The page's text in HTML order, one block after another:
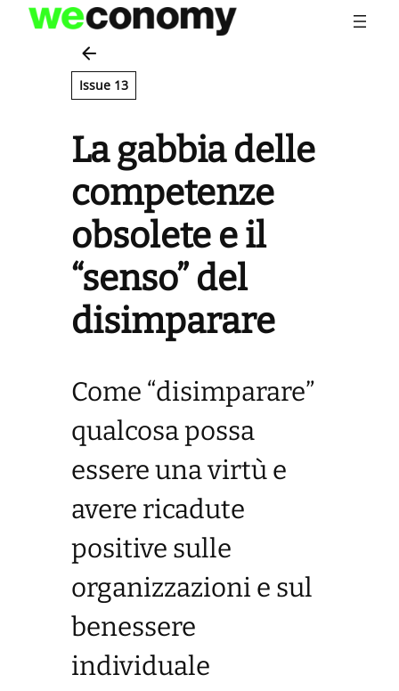
Vai
contenuto
Issue 13
La gabbia delle
competenze
obsolete e il
“senso” del
disimparare
Come “disimparare”
qualcosa possa
essere una virtù e
avere ricadute
positive sulle
organizzazioni e sul
benessere
individuale